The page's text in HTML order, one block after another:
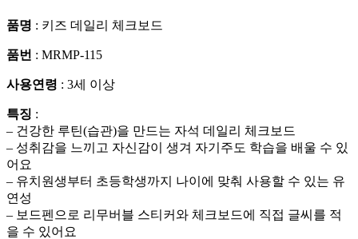
품명 : 키즈 데일리 체크보드
품번 : MRMP-115
사용연령 : 3세 이상
특징 :
– 건강한 루틴(습관)을 만드는 자석 데일리 체크보드
– 성취감을 느끼고 자신감이 생겨 자기주도 학습을 배울 수 있
어요
– 유치원생부터 초등학생까지 나이에 맞춰 사용할 수 있는 유
연성
– 보드펜으로 리무버블 스티커와 체크보드에 직접 글씨를 적
을 수 있어요